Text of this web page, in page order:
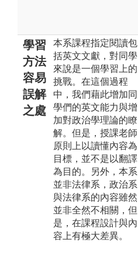
學習
方法
容易
誤解
之處
本系課程指定閱讀包
括英文文獻，對同學
來說是一個學習上的
挑戰。在這個過程
中，我們藉此增加同
學們的英文能力與增
加對政治學理論的瞭
解。但是，授課老師
原則上以讀懂內容為
目標，並不是以翻譯
為目的。另外，本系
並非法律系，政治系
與法律系的內容雖然
並非全然不相關，但
是，在課程設計與內
容上有極大差異。